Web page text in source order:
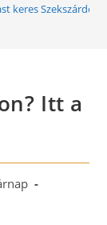
keres
Itt a